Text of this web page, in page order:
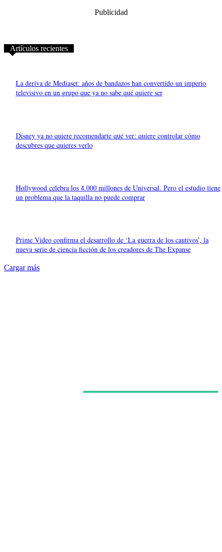
Publicidad
Artículos recientes
La deriva de Mediaset: años de bandazos han convertido un imperio
televisivo en un grupo que ya no sabe qué quiere ser
Disney ya no quiere recomendarte qué ver: quiere controlar cómo
descubres que quieres verlo
Hollywood celebra los 4.000 millones de Universal. Pero el estudio tiene
un problema que la taquilla no puede comprar
Prime Video confirma el desarrollo de ‘La guerra de los cautivos’, la
nueva serie de ciencia ficción de los creadores de The Expanse
Cargar más